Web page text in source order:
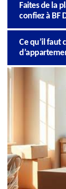
Faites de la
confiez à BF
Ce qu’il faut